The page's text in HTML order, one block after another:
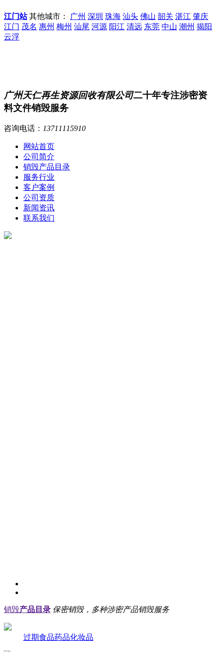
江门站其他城市： 广州 深圳 珠海 汕头 佛山 韶关 湛江 肇庆
江门 茂名 惠州 梅州 汕尾 河源 阳江 清远 东莞 中山 潮州 揭阳
云浮
广州天仁再生资源回收有限公司二十年专注涉密资
料文件销毁服务
咨询电话： 13711115910
网站首页
公司简介
销毁产品目录
服务行业
客户案例
公司资质
新闻资讯
联系我们
销毁产品目录 保密销毁，多种涉密产品销毁服务
过期食品药品化妆品